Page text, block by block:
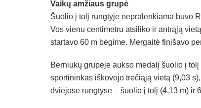
Vaikų amžiaus grupė
Šuolio į tolį rungtyje nepralenkiama buvo
Vos vienu centimetru atsiliko ir antrąją
startavo 60 m bėgime. Mergaitė finišavo
Berniukų grupėje aukso medalį šuolio į
sportininkas iškovojo trečiąją vietą (9,03
dviejose rungtyse – šuolio į tolį (4,13 m) ir